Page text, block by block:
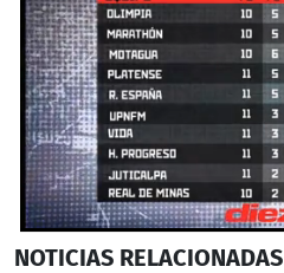
seconds
NOTICIAS RELACIONADAS